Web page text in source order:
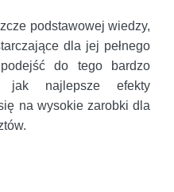
podstawowej wiedzy,
dla jej pełnego
do tego bardzo
jak najlepsze efekty
na wysokie zarobki dla